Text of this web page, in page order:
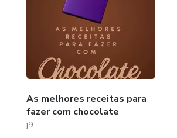
As melhores receitas para
fazer com chocolate
j9